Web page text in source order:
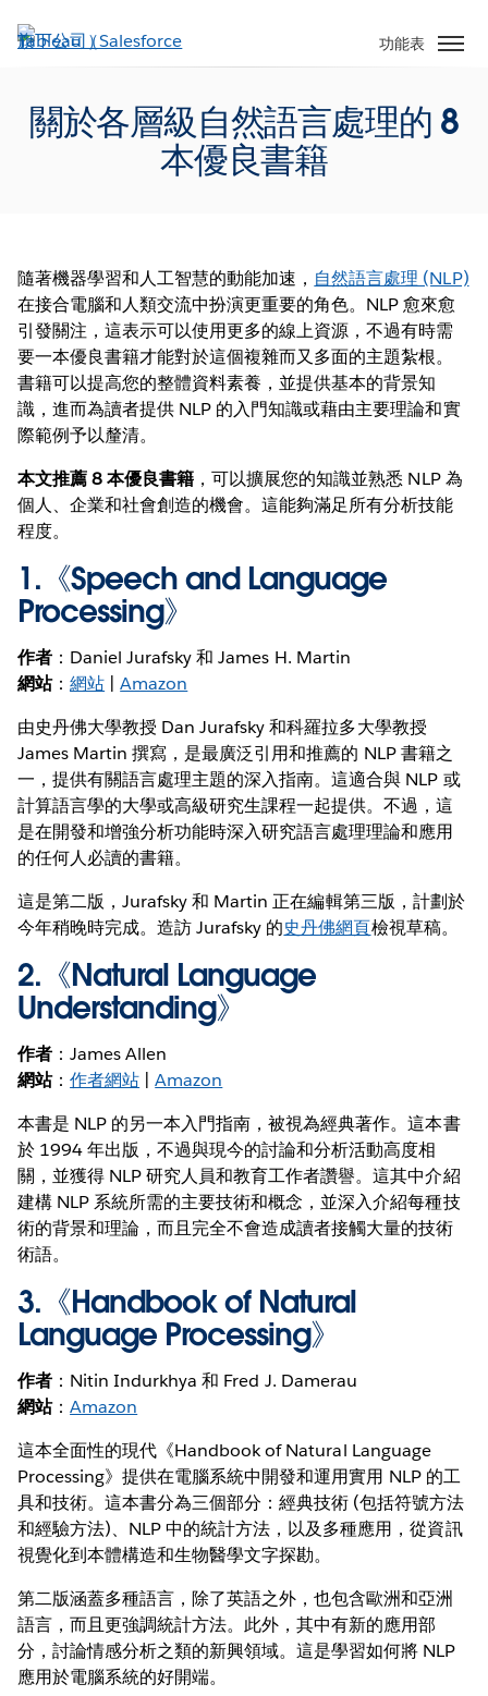
至
功能表
關於各層級自然語言處理的 8
本優良書籍
隨著機器學習和人工智慧的動能加速， 自然語言處理 (NLP)
在接合電腦和人類交流中扮演更重要的角色。NLP 愈來愈
引發關注，這表示可以使用更多的線上資源，不過有時需
要一本優良書籍才能對於這個複雜而又多面的主題紮根。
書籍可以提高您的整體資料素養，並提供基本的背景知
識，進而為讀者提供 NLP 的入門知識或藉由主要理論和實
際範例予以釐清。
本文推薦 8 本優良書籍 ，可以擴展您的知識並熟悉 NLP 為
個人、企業和社會創造的機會。這能夠滿足所有分析技能
程度。
1.《Speech and Language
Processing》
作者 ：Daniel Jurafsky 和 James H. Martin
網站：網站 |Amazon
由史丹佛大學教授 Dan Jurafsky 和科羅拉多大學教授
James Martin 撰寫，是最廣泛引用和推薦的 NLP 書籍之
一，提供有關語言處理主題的深入指南。這適合與 NLP 或
計算語言學的大學或高級研究生課程一起提供。不過，這
是在開發和增強分析功能時深入研究語言處理理論和應用
的任何人必讀的書籍。
這是第二版，Jurafsky 和 Martin 正在編輯第三版，計劃於
今年稍晚時完成。造訪 Jurafsky 的史丹佛網頁檢視草稿。
2.《Natural Language
Understanding》
作者 ：James Allen
網站：作者網站 |Amazon
本書是 NLP 的另一本入門指南，被視為經典著作。這本書
於 1994 年出版，不過與現今的討論和分析活動高度相
關，並獲得 NLP 研究人員和教育工作者讚譽。這其中介紹
建構 NLP 系統所需的主要技術和概念，並深入介紹每種技
術的背景和理論，而且完全不會造成讀者接觸大量的技術
術語。
3.《Handbook of Natural
Language Processing》
作者 ：Nitin Indurkhya 和 Fred J. Damerau
網站：Amazon
這本全面性的現代《Handbook of Natural Language
Processing》提供在電腦系統中開發和運用實用 NLP 的工
具和技術。這本書分為三個部分：經典技術 (包括符號方法
和經驗方法)、NLP 中的統計方法，以及多種應用，從資訊
視覺化到本體構造和生物醫學文字探勘。
第二版涵蓋多種語言，除了英語之外，也包含歐洲和亞洲
語言，而且更強調統計方法。此外，其中有新的應用部
分，討論情感分析之類的新興領域。這是學習如何將 NLP
應用於電腦系統的好開端。